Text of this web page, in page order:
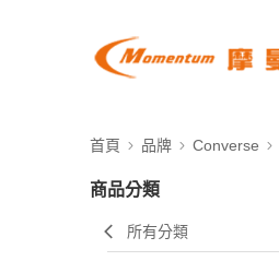
首頁 品牌 Converse
商品分類
所有分類